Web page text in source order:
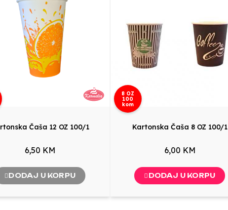
Čaša 12 OZ 100/1
6,50 KM
DODAJ U KORPU
8 OZ
100
kom
Kartonska Čaša 8 OZ 100/1
6,00 KM
DODAJ U KORPU